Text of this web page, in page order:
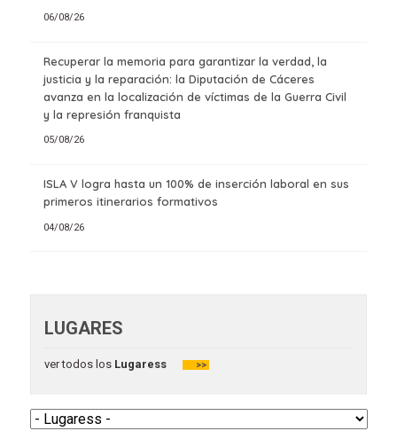
06/08/26
Recuperar la memoria para garantizar la verdad, la
justicia y la reparación: la Diputación de Cáceres
avanza en la localización de víctimas de la Guerra Civil
y la represión franquista
05/08/26
ISLA V logra hasta un 100% de inserción laboral en sus
primeros itinerarios formativos
04/08/26
LUGARES
ver todos losLugaress >>